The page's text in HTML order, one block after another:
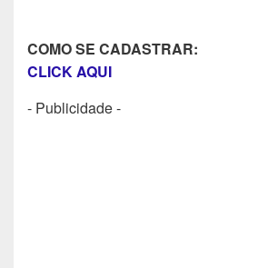
COMO SE CADASTRAR:
CLICK AQUI
- Publicidade -